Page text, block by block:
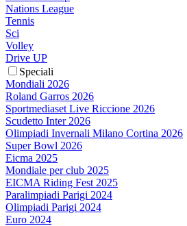
Nations League
Tennis
Sci
Volley
Drive UP
Speciali
Mondiali 2026
Roland Garros 2026
Sportmediaset Live Riccione 2026
Scudetto Inter 2026
Olimpiadi Invernali Milano Cortina 2026
Super Bowl 2026
Eicma 2025
Mondiale per club 2025
EICMA Riding Fest 2025
Paralimpiadi Parigi 2024
Olimpiadi Parigi 2024
Euro 2024